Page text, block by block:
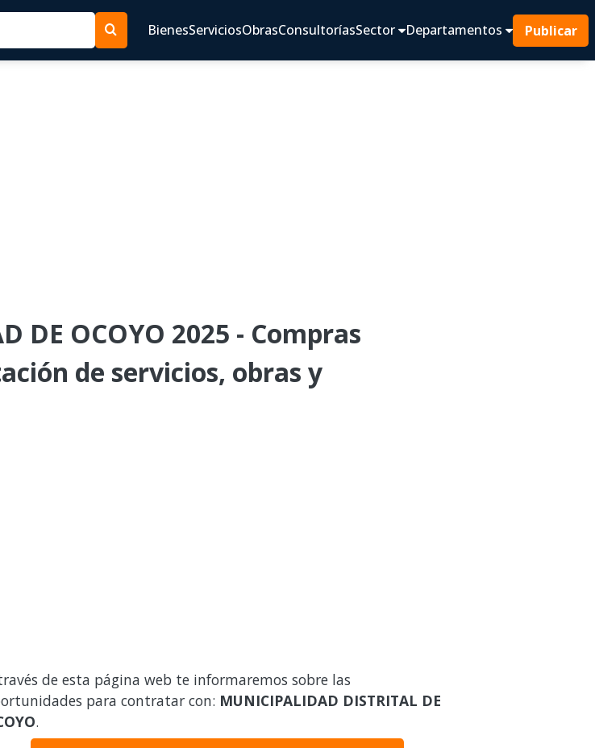
BienesServiciosObrasConsultoríasSector Departamentos Publicar
DE OCOYO 2025 - Compras
de servicios, obras y
de esta página web te informaremos sobre las
para contratar con: MUNICIPALIDAD DISTRITAL DE
.